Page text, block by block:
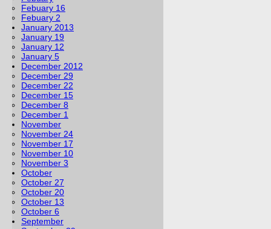
Febuary 16
Febuary 2
January 2013
January 19
January 12
January 5
December 2012
December 29
December 22
December 15
December 8
December 1
November
November 24
November 17
November 10
November 3
October
October 27
October 20
October 13
October 6
September